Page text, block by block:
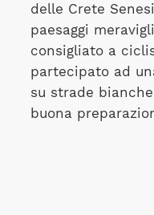
delle Crete
paesaggi
consigliato a
partecipato ad
su strade
buona